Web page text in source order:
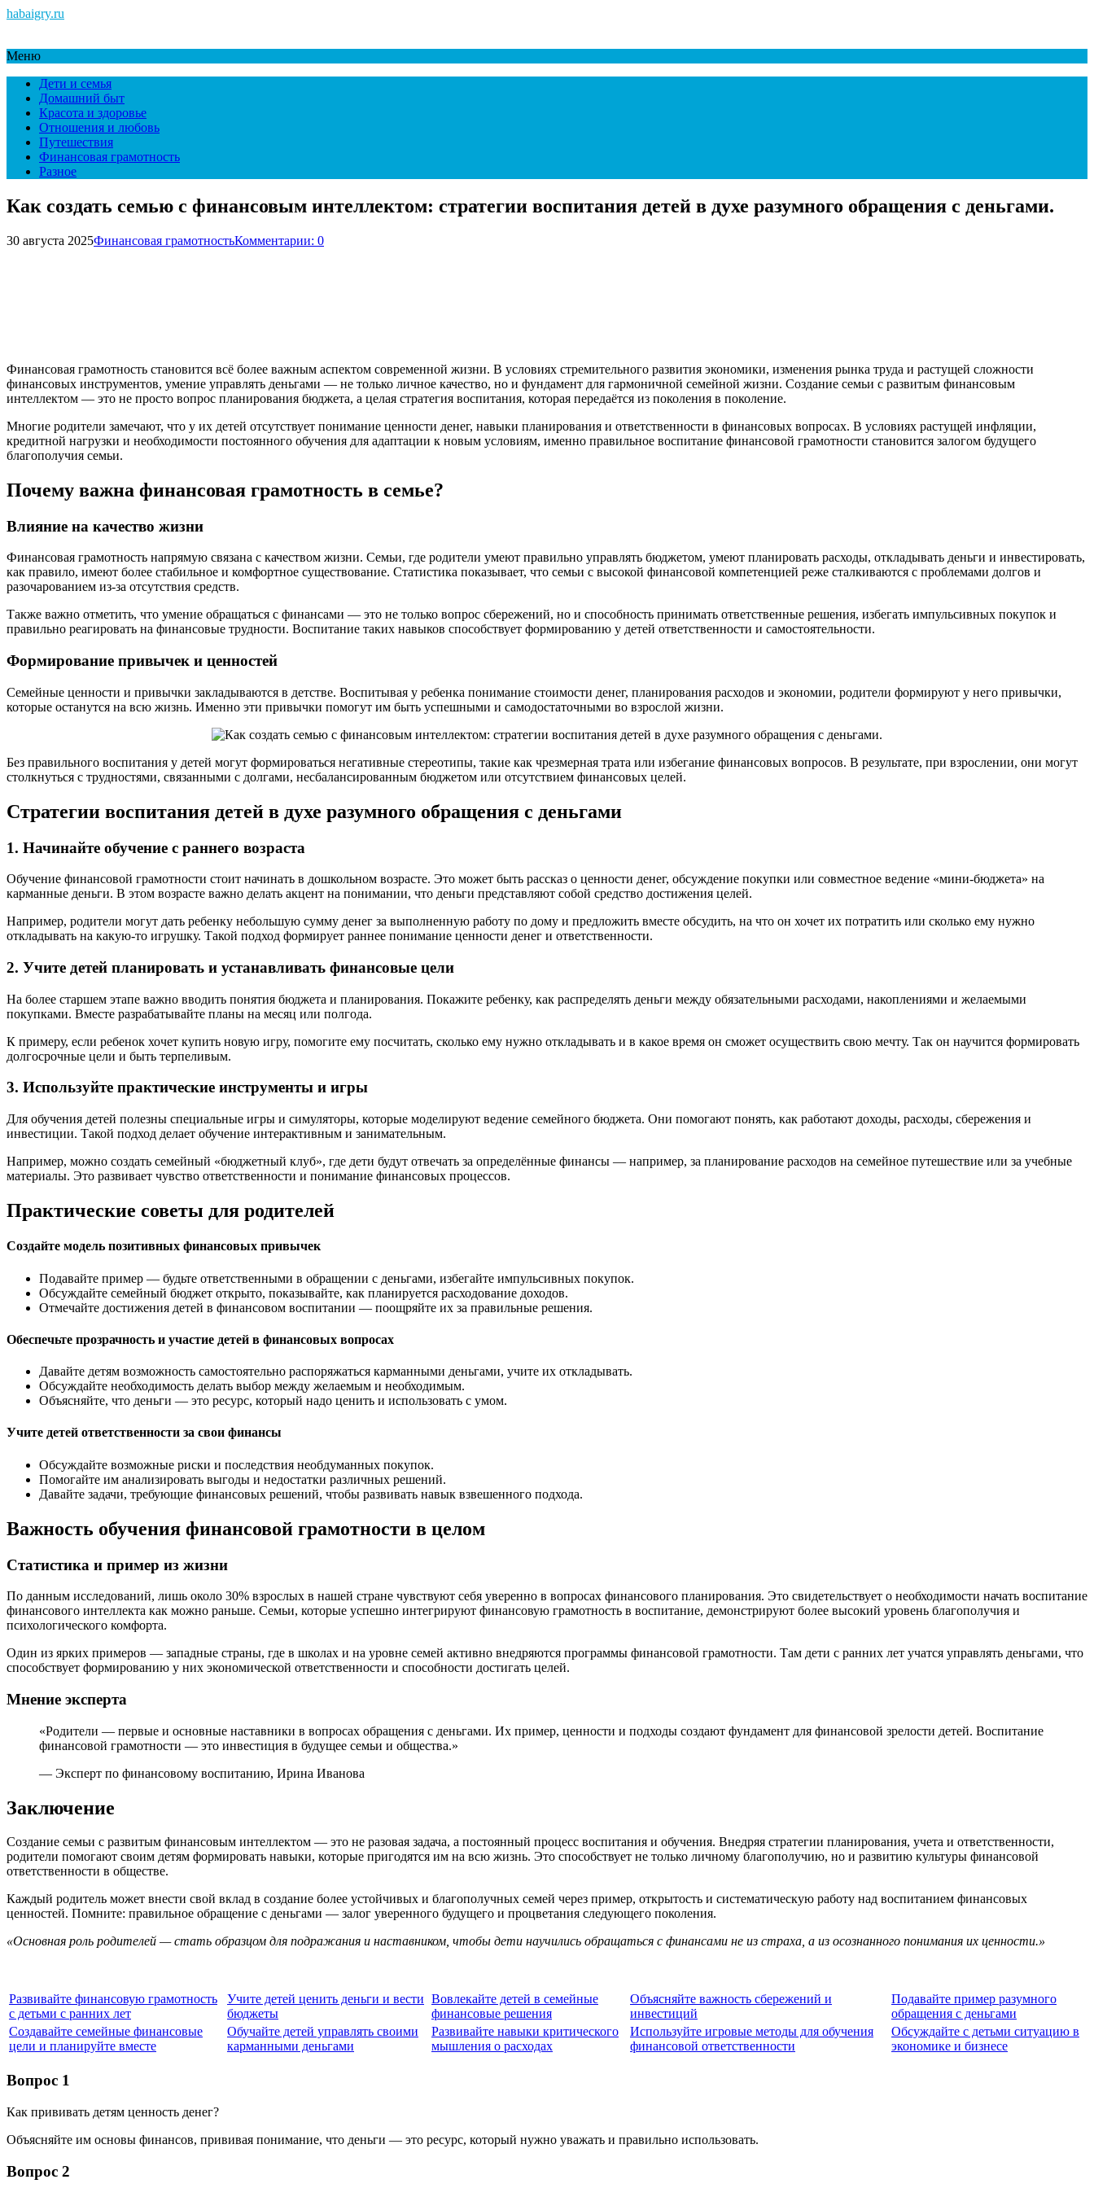
habaigry.ru
Меню
Дети и семья
Домашний быт
Красота и здоровье
Отношения и любовь
Путешествия
Финансовая грамотность
Разное
Как создать семью с финансовым интеллектом: стратегии воспитания детей в духе разумного обращения с деньгами.
30 августа 2025Финансовая грамотностьКомментарии: 0
Финансовая грамотность становится всё более важным аспектом современной жизни. В условиях стремительного развития экономики, изменения рынка труда и растущей сложности
финансовых инструментов, умение управлять деньгами — не только личное качество, но и фундамент для гармоничной семейной жизни. Создание семьи с развитым финансовым
интеллектом — это не просто вопрос планирования бюджета, а целая стратегия воспитания, которая передаётся из поколения в поколение.
Многие родители замечают, что у их детей отсутствует понимание ценности денег, навыки планирования и ответственности в финансовых вопросах. В условиях растущей инфляции,
кредитной нагрузки и необходимости постоянного обучения для адаптации к новым условиям, именно правильное воспитание финансовой грамотности становится залогом будущего
благополучия семьи.
Почему важна финансовая грамотность в семье?
Влияние на качество жизни
Финансовая грамотность напрямую связана с качеством жизни. Семьи, где родители умеют правильно управлять бюджетом, умеют планировать расходы, откладывать деньги и инвестировать,
как правило, имеют более стабильное и комфортное существование. Статистика показывает, что семьи с высокой финансовой компетенцией реже сталкиваются с проблемами долгов и
разочарованием из-за отсутствия средств.
Также важно отметить, что умение обращаться с финансами — это не только вопрос сбережений, но и способность принимать ответственные решения, избегать импульсивных покупок и
правильно реагировать на финансовые трудности. Воспитание таких навыков способствует формированию у детей ответственности и самостоятельности.
Формирование привычек и ценностей
Семейные ценности и привычки закладываются в детстве. Воспитывая у ребенка понимание стоимости денег, планирования расходов и экономии, родители формируют у него привычки,
которые останутся на всю жизнь. Именно эти привычки помогут им быть успешными и самодостаточными во взрослой жизни.
Без правильного воспитания у детей могут формироваться негативные стереотипы, такие как чрезмерная трата или избегание финансовых вопросов. В результате, при взрослении, они могут
столкнуться с трудностями, связанными с долгами, несбалансированным бюджетом или отсутствием финансовых целей.
Стратегии воспитания детей в духе разумного обращения с деньгами
1. Начинайте обучение с раннего возраста
Обучение финансовой грамотности стоит начинать в дошкольном возрасте. Это может быть рассказ о ценности денег, обсуждение покупки или совместное ведение «мини-бюджета» на
карманные деньги. В этом возрасте важно делать акцент на понимании, что деньги представляют собой средство достижения целей.
Например, родители могут дать ребенку небольшую сумму денег за выполненную работу по дому и предложить вместе обсудить, на что он хочет их потратить или сколько ему нужно
откладывать на какую-то игрушку. Такой подход формирует раннее понимание ценности денег и ответственности.
2. Учите детей планировать и устанавливать финансовые цели
На более старшем этапе важно вводить понятия бюджета и планирования. Покажите ребенку, как распределять деньги между обязательными расходами, накоплениями и желаемыми
покупками. Вместе разрабатывайте планы на месяц или полгода.
К примеру, если ребенок хочет купить новую игру, помогите ему посчитать, сколько ему нужно откладывать и в какое время он сможет осуществить свою мечту. Так он научится формировать
долгосрочные цели и быть терпеливым.
3. Используйте практические инструменты и игры
Для обучения детей полезны специальные игры и симуляторы, которые моделируют ведение семейного бюджета. Они помогают понять, как работают доходы, расходы, сбережения и
инвестиции. Такой подход делает обучение интерактивным и занимательным.
Например, можно создать семейный «бюджетный клуб», где дети будут отвечать за определённые финансы — например, за планирование расходов на семейное путешествие или за учебные
материалы. Это развивает чувство ответственности и понимание финансовых процессов.
Практические советы для родителей
Создайте модель позитивных финансовых привычек
Подавайте пример — будьте ответственными в обращении с деньгами, избегайте импульсивных покупок.
Обсуждайте семейный бюджет открыто, показывайте, как планируется расходование доходов.
Отмечайте достижения детей в финансовом воспитании — поощряйте их за правильные решения.
Обеспечьте прозрачность и участие детей в финансовых вопросах
Давайте детям возможность самостоятельно распоряжаться карманными деньгами, учите их откладывать.
Обсуждайте необходимость делать выбор между желаемым и необходимым.
Объясняйте, что деньги — это ресурс, который надо ценить и использовать с умом.
Учите детей ответственности за свои финансы
Обсуждайте возможные риски и последствия необдуманных покупок.
Помогайте им анализировать выгоды и недостатки различных решений.
Давайте задачи, требующие финансовых решений, чтобы развивать навык взвешенного подхода.
Важность обучения финансовой грамотности в целом
Статистика и пример из жизни
По данным исследований, лишь около 30% взрослых в нашей стране чувствуют себя уверенно в вопросах финансового планирования. Это свидетельствует о необходимости начать воспитание
финансового интеллекта как можно раньше. Семьи, которые успешно интегрируют финансовую грамотность в воспитание, демонстрируют более высокий уровень благополучия и
психологического комфорта.
Один из ярких примеров — западные страны, где в школах и на уровне семей активно внедряются программы финансовой грамотности. Там дети с ранних лет учатся управлять деньгами, что
способствует формированию у них экономической ответственности и способности достигать целей.
Мнение эксперта
«Родители — первые и основные наставники в вопросах обращения с деньгами. Их пример, ценности и подходы создают фундамент для финансовой зрелости детей. Воспитание
финансовой грамотности — это инвестиция в будущее семьи и общества.»
— Эксперт по финансовому воспитанию, Ирина Иванова
Заключение
Создание семьи с развитым финансовым интеллектом — это не разовая задача, а постоянный процесс воспитания и обучения. Внедряя стратегии планирования, учета и ответственности,
родители помогают своим детям формировать навыки, которые пригодятся им на всю жизнь. Это способствует не только личному благополучию, но и развитию культуры финансовой
ответственности в обществе.
Каждый родитель может внести свой вклад в создание более устойчивых и благополучных семей через пример, открытость и систематическую работу над воспитанием финансовых
ценностей. Помните: правильное обращение с деньгами — залог уверенного будущего и процветания следующего поколения.
«Основная роль родителей — стать образцом для подражания и наставником, чтобы дети научились обращаться с финансами не из страха, а из осознанного понимания их ценности.»
Развивайте финансовую грамотность
с детьми с ранних лет
Учите детей ценить деньги и вести
бюджеты
Вовлекайте детей в семейные
финансовые решения
Объясняйте важность сбережений и
инвестиций
Подавайте пример разумного
обращения с деньгами
Создавайте семейные финансовые
цели и планируйте вместе
Обучайте детей управлять своими
карманными деньгами
Развивайте навыки критического
мышления о расходах
Используйте игровые методы для обучения
финансовой ответственности
Обсуждайте с детьми ситуацию в
экономике и бизнесе
Вопрос 1
Как прививать детям ценность денег?
Объясняйте им основы финансов, прививая понимание, что деньги — это ресурс, который нужно уважать и правильно использовать.
Вопрос 2